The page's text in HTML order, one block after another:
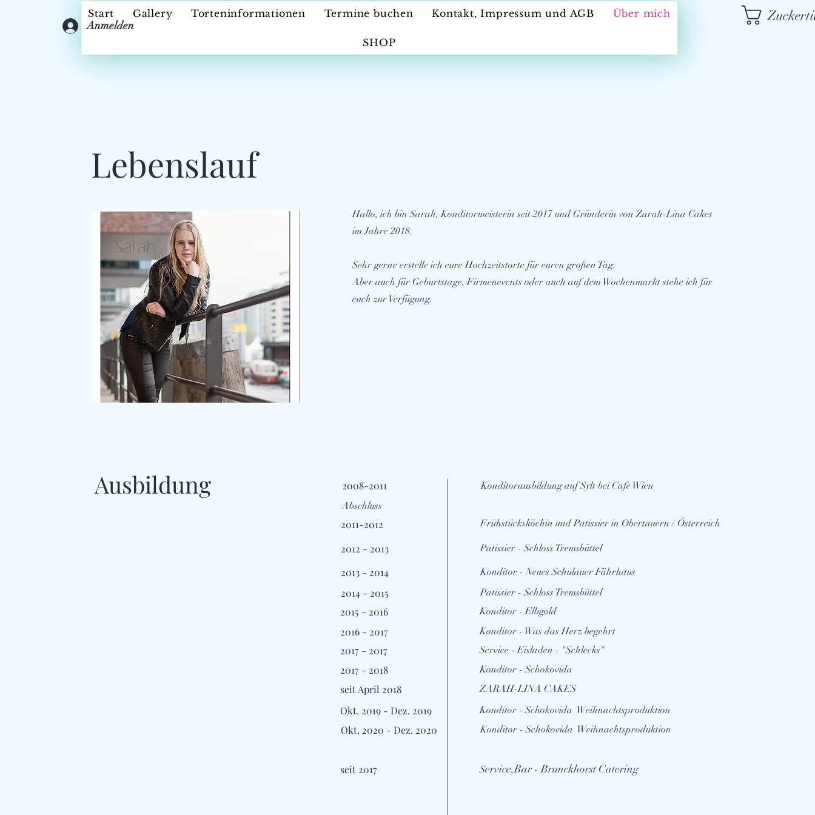
Anmelden
Start Gallery Torteninformationen Termine buchen Kontakt, Impressum und AGB Über mich
SHOP
Lebenslauf
Hallo, ich bin Sarah, Konditormeisterin seit 2017 und Gründerin von Zarah-Lina Cakes
im Jahre 2018.
Sehr gerne erstelle ich eure Hochzeitstorte für euren großen Tag.
Aber auch für Geburtstage, Firmenevents oder auch auf dem Wochenmarkt stehe ich für
euch zur Verfügung.
Ausbildung 2008-2011
Abschluss
Konditorausbildung auf Sylt bei Cafe Wien
2011-2012 Frühstücksköchin und Patissier in Obertauern / Österreich
2012 - 2013 Patissier - Schloss Tremsbüttel
2013 - 2014 Konditor - Neues Schulauer Fährhaus
2014 - 2015 Patissier - Schloss Tremsbüttel
2015 - 2016 Konditor - Elbgold
2016 - 2017 Konditor - Was das Herz begehrt
2017 - 2017 Service - Eisladen - "Schlecks"
2017 - 2018 Konditor - Schokovida
seit April 2018 ZARAH-LINA CAKES
Okt. 2019 - Dez. 2019 Konditor - Schokovida Weihnachtsproduktion
Okt. 2020 - Dez. 2020 Konditor - Schokovida Weihnachtsproduktion
seit 2017 Service,Bar - Brunckhorst Catering